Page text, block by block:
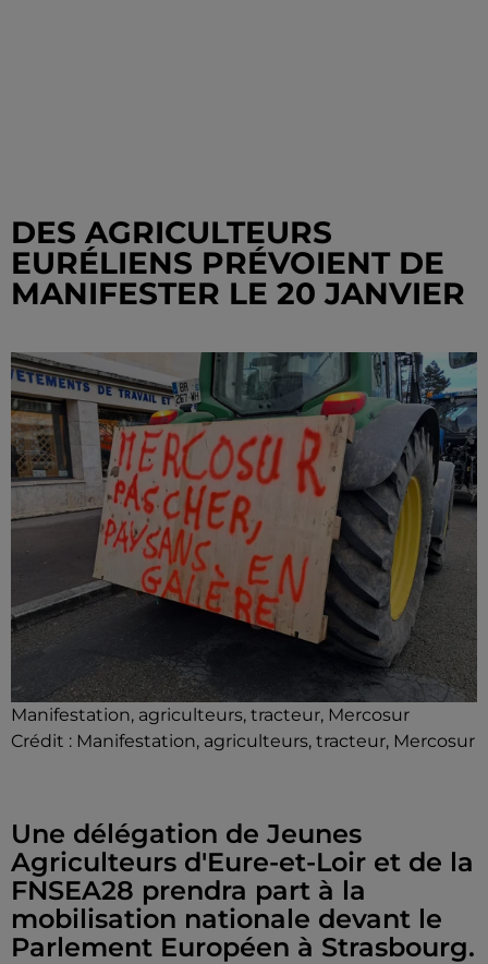
DES AGRICULTEURS
EURÉLIENS PRÉVOIENT DE
MANIFESTER LE 20 JANVIER
Manifestation, agriculteurs, tracteur, Mercosur
Crédit : Manifestation, agriculteurs, tracteur, Mercosur
Une délégation de Jeunes
Agriculteurs d'Eure-et-Loir et de la
FNSEA28 prendra part à la
mobilisation nationale devant le
Parlement Européen à Strasbourg.